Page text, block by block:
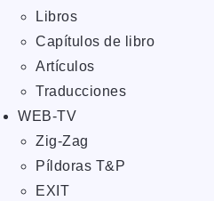
Libros
Capítulos de libro
Artículos
Traducciones
WEB-TV
Zig-Zag
Píldoras T&P
EXIT